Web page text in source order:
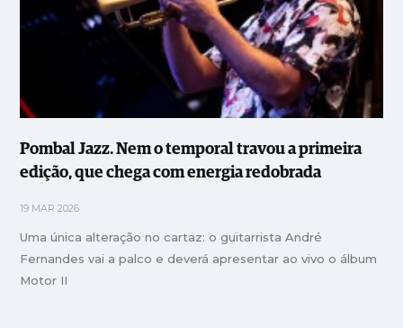
Pombal Jazz. Nem o temporal travou a primeira
edição, que chega com energia redobrada
19 MAR 2026
Uma única alteração no cartaz: o guitarrista André
Fernandes vai a palco e deverá apresentar ao vivo o álbum
Motor II